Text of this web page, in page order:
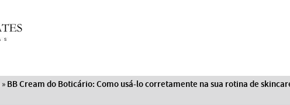
» BB Cream do Boticário: Como usá-lo corretamente na sua rotina de